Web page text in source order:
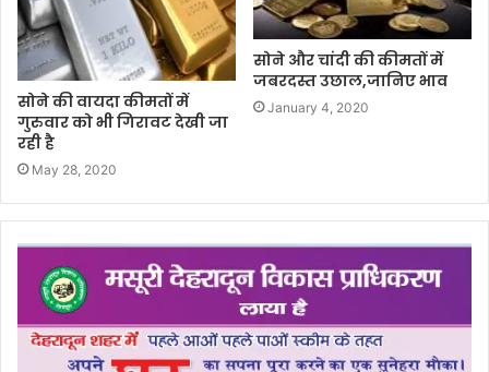
सोने की वायदा कीमतों में
गुरुवार को भी गिरावट देखी जा
रही है
May 28, 2020
सोने और चांदी की कीमतों में
जबरदस्त उछाल,जानिए भाव
January 4, 2020